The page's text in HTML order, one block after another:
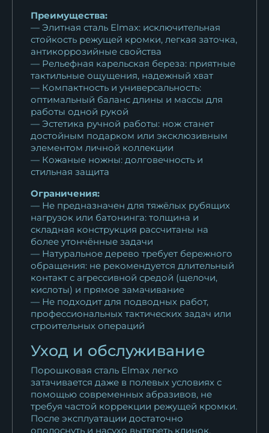
Преимущества:
— Элитная сталь Elmax: исключительная
стойкость режущей кромки, легкая заточка,
антикоррозийные свойства
— Рельефная карельская береза: приятные
тактильные ощущения, надежный хват
— Компактность и универсальность:
оптимальный баланс длины и массы для
работы одной рукой
— Эстетика ручной работы: нож станет
достойным подарком или эксклюзивным
элементом личной коллекции
— Кожаные ножны: долговечность и
стильная защита
Ограничения:
— Не предназначен для тяжёлых рубящих
нагрузок или батонинга: толщина и
складная конструкция рассчитаны на
более утончённые задачи
— Натуральное дерево требует бережного
обращения: не рекомендуется длительный
контакт с агрессивной средой (щелочи,
кислоты) и прямое замачивание
— Не подходит для подводных работ,
профессиональных тактических задач или
строительных операций
Уход и обслуживание
Порошковая сталь Elmax легко
затачивается даже в полевых условиях с
помощью современных абразивов, не
требуя частой коррекции режущей кромки.
После эксплуатации достаточно
ополоснуть и насухо вытереть клинок.